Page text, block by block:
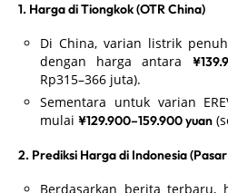
1. Harga di Tiongkok (OTR China)
Di China, varian listrik
dengan harga antara
Rp315–366 juta).
Sementara untuk varian
mulai ¥129.900–159.900 yuan
2. Prediksi Harga di Indonesia
Berdasarkan berita terbaru,